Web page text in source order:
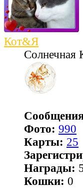
Кот&Я
Солнечная
Фото: 990
Карты: 25
Награды:
Кошки: 0